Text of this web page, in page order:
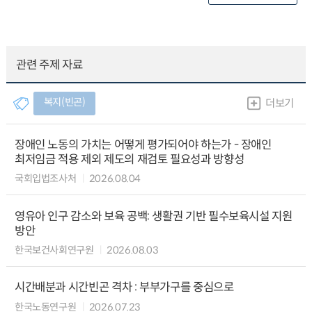
관련 주제 자료
복지(빈곤) 더보기
장애인 노동의 가치는 어떻게 평가되어야 하는가 - 장애인
최저임금 적용 제외 제도의 재검토 필요성과 방향성
국회입법조사처 2026.08.04
영유아 인구 감소와 보육 공백: 생활권 기반 필수보육시설 지원
방안
한국보건사회연구원 2026.08.03
시간배분과 시간빈곤 격차 : 부부가구를 중심으로
한국노동연구원 2026.07.23